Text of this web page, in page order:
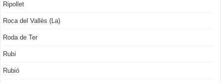
Ripollet
Roca del Vallès (La)
Roda de Ter
Rubí
Rubió